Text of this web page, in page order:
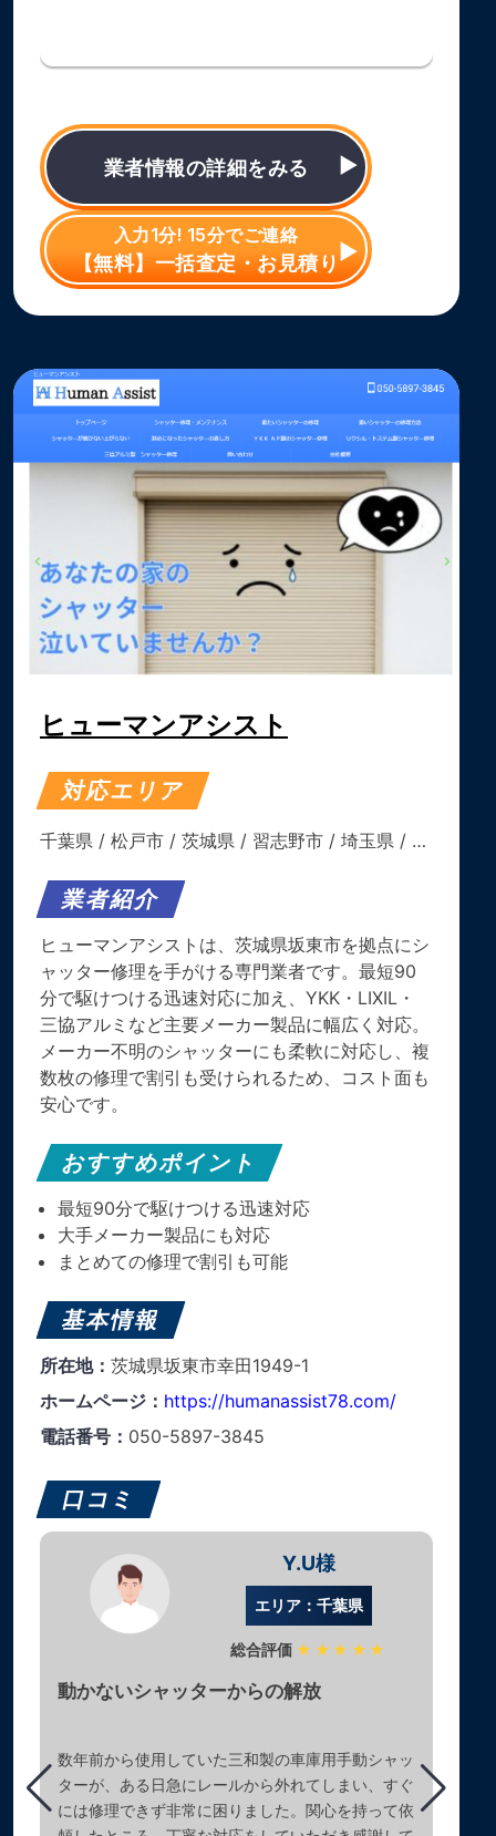
業者情報の詳細をみる
入力1分! 15分でご連絡
【無料】一括査定・お見積り
ヒューマンアシスト
対応エリア
千葉県 / 松戸市 / 茨城県 / 習志野市 / 埼玉県 / …
業者紹介
ヒューマンアシストは、茨城県坂東市を拠点にシ
ャッター修理を手がける専門業者です。最短90
分で駆けつける迅速対応に加え、YKK・LIXIL・
三協アルミなど主要メーカー製品に幅広く対応。
メーカー不明のシャッターにも柔軟に対応し、複
数枚の修理で割引も受けられるため、コスト面も
安心です。
おすすめポイント
最短90分で駆けつける迅速対応
大手メーカー製品にも対応
まとめての修理で割引も可能
基本情報
所在地： 茨城県坂東市幸田1949-1
ホームページ： https://humanassist78.com/
電話番号： 050-5897-3845
口コミ
Y.U様
エリア：千葉県
総合評価 ★★★★★
動かないシャッターからの解放
数年前から使用していた三和製の車庫用手動シャッ
ターが、ある日急にレールから外れてしまい、すぐ
には修理できず非常に困りました。関心を持って依